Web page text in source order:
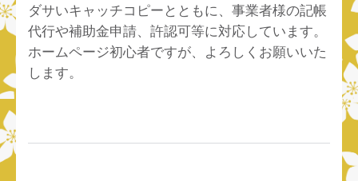
ダサいキャッチコピーとともに、事業者様の記帳
代行や補助金申請、許認可等に対応しています。
ホームページ初心者ですが、よろしくお願いいた
します。